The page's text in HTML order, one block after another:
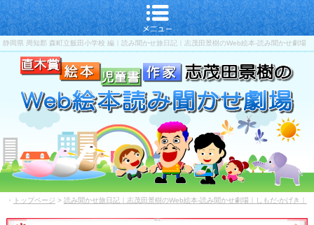
静岡県 周知郡 森町立飯田小学校 編｜読み聞かせ旅日記｜志茂田景樹のWeb絵本-読み聞かせ劇場
｜しもだ-かげき｜直木賞-児童書-作家
・ トップページ > 読み聞かせ旅日記｜志茂田景樹のWeb絵本-読み聞かせ劇場｜しもだ-かげき｜